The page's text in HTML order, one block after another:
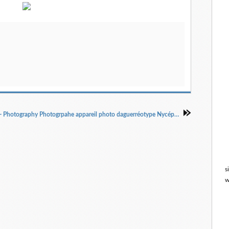
Photographie - Fotografie - Photography Photogrpahe appareil photo daguerréotype Nycéphore Niepce Louis Daguerre Fox Talbot